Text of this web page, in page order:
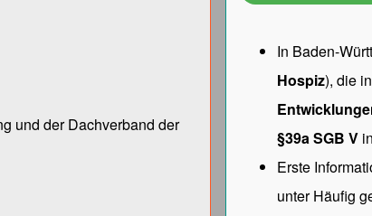
und der Dach­verband der
In Baden-
Hospiz), die
§39a SGB V
Erste
unterHäufig